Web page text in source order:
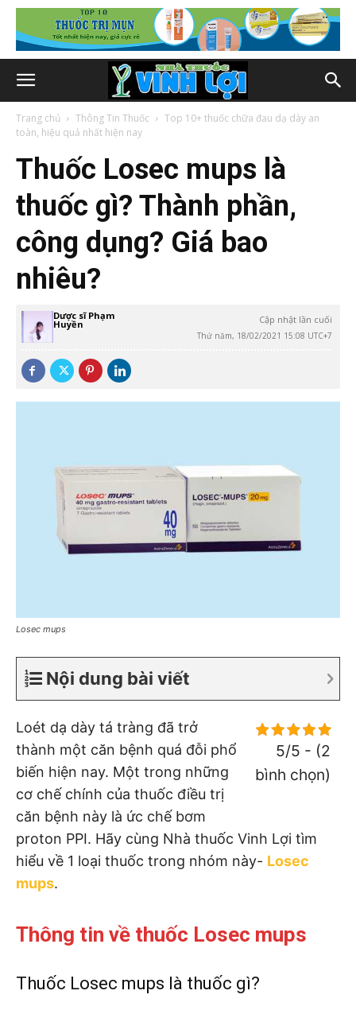
Trang chủ Thông Tin Thuốc
Top 10+ thuốc chữa đau dạ dày an
toàn, hiệu quả nhất hiện nay
Thuốc Losec mups là
thuốc gì? Thành phần,
công dụng? Giá bao
nhiêu?
Dược sĩ Phạm
Huyền Cập nhật lần cuối
Thứ năm, 18/02/2021 15:08 UTC+7
Losec mups
Nội dung bài viết
5/5 - (2
bình chọn)
Loét dạ dày tá tràng đã trở
thành một căn bệnh quá đỗi phổ
biến hiện nay. Một trong những
cơ chế chính của thuốc điều trị
căn bệnh này là ức chế bơm
proton PPI. Hãy cùng Nhà thuốc Vinh Lợi tìm
hiểu về 1 loại thuốc trong nhóm này- Losec
mups.
Thông tin về thuốc Losec mups
Thuốc Losec mups là thuốc gì?